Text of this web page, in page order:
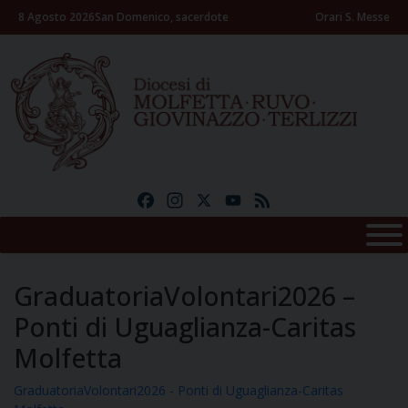
Skip8 Agosto 2026San Domenico, sacerdote Orari S. Messe
FacebookInstagramYouTube
GraduatoriaVolontari2026 –
Ponti di Uguaglianza-Caritas
Molfetta
GraduatoriaVolontari2026 - Ponti di Uguaglianza-Caritas